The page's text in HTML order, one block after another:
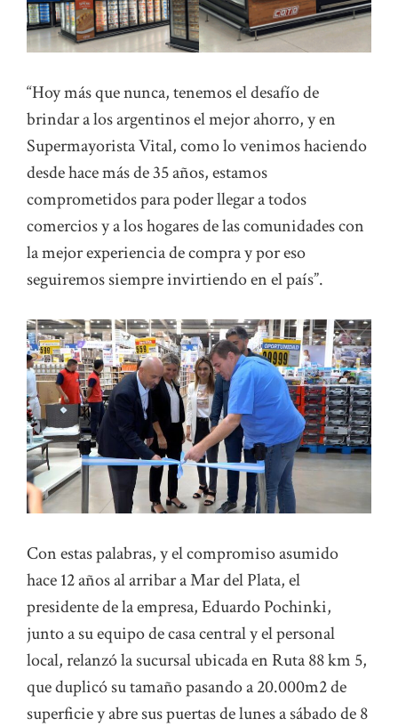
“Hoy más que nunca, tenemos el desafío de
brindar a los argentinos el mejor ahorro, y en
Supermayorista Vital, como lo venimos haciendo
desde hace más de 35 años, estamos
comprometidos para poder llegar a todos
comercios y a los hogares de las comunidades con
la mejor experiencia de compra y por eso
seguiremos siempre invirtiendo en el país”.
Con estas palabras, y el compromiso asumido
hace 12 años al arribar a Mar del Plata, el
presidente de la empresa, Eduardo Pochinki,
junto a su equipo de casa central y el personal
local, relanzó la sucursal ubicada en Ruta 88 km 5,
que duplicó su tamaño pasando a 20.000m2 de
superficie y abre sus puertas de lunes a sábado de 8